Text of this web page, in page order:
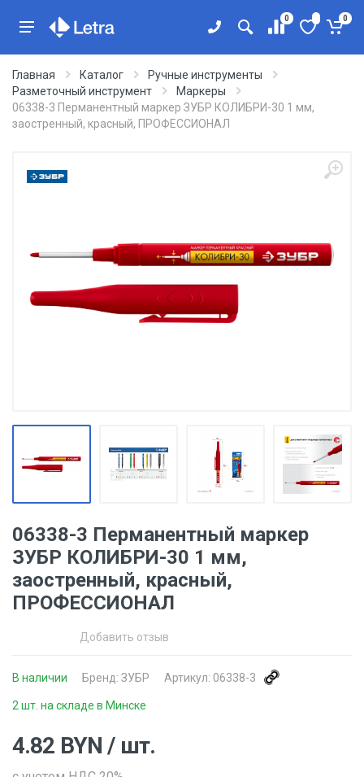
0 0
Главная Каталог
Ручные инструменты
Разметочный инструмент
Маркеры
06338-3 Перманентный маркер ЗУБР КОЛИБРИ-30 1 мм,
заостренный, красный, ПРОФЕССИОНАЛ
06338-3 Перманентный маркер
ЗУБР КОЛИБРИ-30 1 мм,
заостренный, красный,
ПРОФЕССИОНАЛ
Добавить отзыв
В наличии Бренд: ЗУБР Артикул: 06338-3
2 шт. на складе в Минске
4.82 BYN / шт.